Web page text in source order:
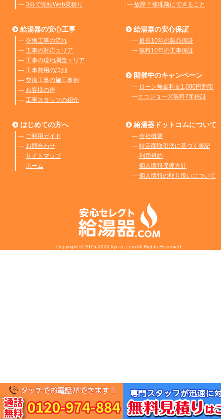
― 3分で完結Web見積り
― 故障？修理前にできること
給湯器の安心工事
― 交換工事の流れ
― 工事の対応エリア
― 工事の現地調査エリア
― 工事費用の詳細
― 交換工事の施工事例
― お客様の声
― 工事スタッフの紹介
給湯器の安心保証
― 最長10年の製品保証
― 無料10年の工事保証
開催中のキャンペーン
― ローン無金利＆1,000円割引
―エコジョーズ無料7年保証
はじめての方へ
― ご利用ガイド
― お問合わせ
― サイトマップ
― ホーム
給湯器ドットコムについて
― 会社概要
― 特定商取引法に基づく表記
― 利用規約
― 個人情報保護方針
― 個人情報の取り扱いについて
Copyright © 2015-2020 kyu-to.com All Rights Reserved.